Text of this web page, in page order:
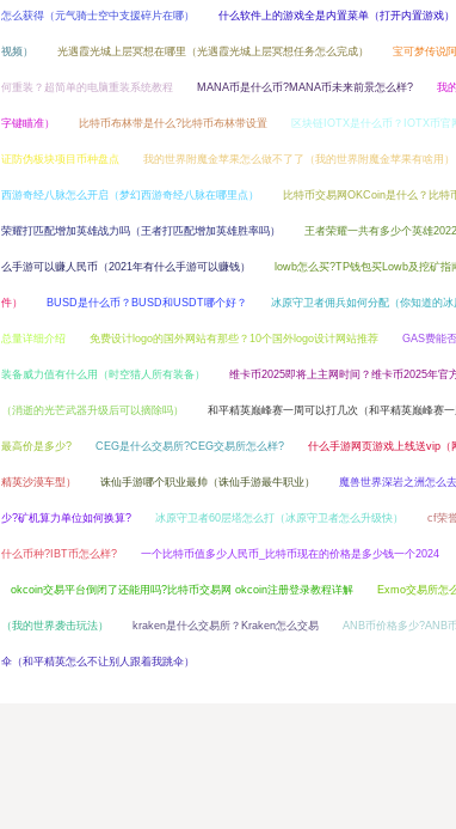
怎么获得（元气骑士空中支援碎片在哪） 什么软件上的游戏全是内置菜单（打开内置游戏）
视频） 光遇霞光城上层冥想在哪里（光遇霞光城上层冥想任务怎么完成） 宝可梦传说
何重装？超简单的电脑重装系统教程 MANA币是什么币?MANA币未来前景怎么样? 我
字键瞄准） 比特币布林带是什么?比特币布林带设置 区块链IOTX是什么币？IOTX币官
证防伪板块项目币种盘点 我的世界附魔金苹果怎么做不了了（我的世界附魔金苹果有啥用）
西游奇经八脉怎么开启（梦幻西游奇经八脉在哪里点） 比特币交易网OKCoin是什么？比特
荣耀打匹配增加英雄战力吗（王者打匹配增加英雄胜率吗） 王者荣耀一共有多少个英雄
么手游可以赚人民币（2021年有什么手游可以赚钱） lowb怎么买?TP钱包买Lowb及挖矿指
件） BUSD是什么币？BUSD和USDT哪个好？ 冰原守卫者佣兵如何分配（你知道的冰
总量详细介绍 免费设计logo的国外网站有那些？10个国外logo设计网站推荐 GAS费能
装备威力值有什么用（时空猎人所有装备） 维卡币2025即将上主网时间？维卡币2025年官
（消逝的光芒武器升级后可以摘除吗） 和平精英巅峰赛一周可以打几次（和平精英巅峰赛一
最高价是多少? CEG是什么交易所?CEG交易所怎么样? 什么手游网页游戏上线送vip（
精英沙漠车型） 诛仙手游哪个职业最帅（诛仙手游最牛职业） 魔兽世界深岩之洲怎么
少?矿机算力单位如何换算? 冰原守卫者60层塔怎么打（冰原守卫者怎么升级快） cf荣
什么币种?IBT币怎么样? 一个比特币值多少人民币_比特币现在的价格是多少钱一个2024
okcoin交易平台倒闭了还能用吗?比特币交易网 okcoin注册登录教程详解 Exmo交易所怎
（我的世界袭击玩法） kraken是什么交易所？Kraken怎么交易 ANB币价格多少?ANB
伞（和平精英怎么不让别人跟着我跳伞）